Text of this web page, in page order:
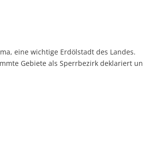
eine wichtige Erdölstadt des Landes.
Gebiete als Sperrbezirk deklariert